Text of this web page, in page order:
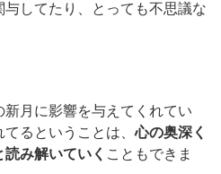
与してたり、とっても不思議な
月に影響を与えてくれてい
てるということは、心の奥深く
み解いていく こともできま